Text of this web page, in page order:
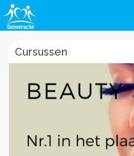
Cursussen